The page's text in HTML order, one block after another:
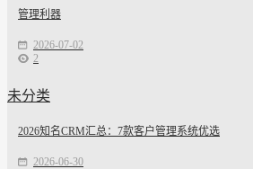
管理利器
2026-07-02
2
未分类
2026知名CRM汇总：7款客户管理系统优选
2026-06-30